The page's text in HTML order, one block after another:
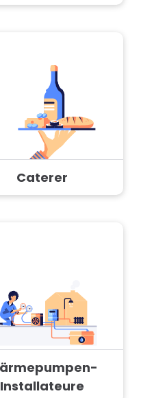
Caterer
Installateure